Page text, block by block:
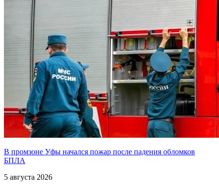
В промзоне Уфы начался пожар после падения обломков
БПЛА
5 августа 2026